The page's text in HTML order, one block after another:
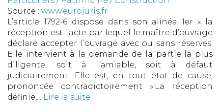
Source : www.eurojuris.fr
L’article 1792-6 dispose dans son alinéa 1er « la
réception est l’acte par lequel le maître d’ouvrage
déclare accepter l’ouvrage avec ou sans réserves.
Elle intervient à la demande de la partie la plus
diligente, soit à l’amiable, soit à défaut
judiciairement. Elle est, en tout état de cause,
prononcée contradictoirement ».La réception
définie,... Lire la suite